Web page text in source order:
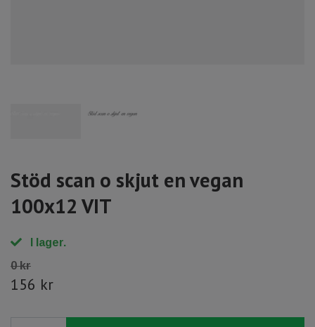
Stöd scan o skjut en vegan
100x12 VIT
I lager.
0 kr
156 kr